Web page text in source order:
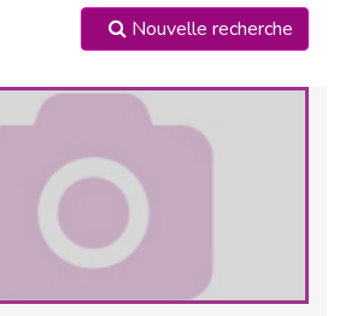
Nouvelle recherche